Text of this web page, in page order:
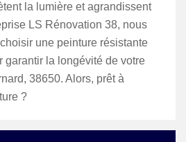
la lumière et agrandissent
LS Rénovation 38, nous
une peinture résistante
garantir la longévité de votre
38650. Alors, prêt à
?